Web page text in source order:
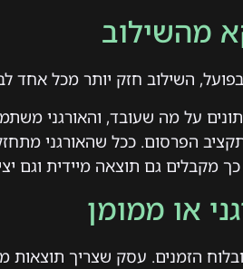
מהשילוב
השילוב חזק יותר מכל אחד
על מה שעובד, והאורגני
הפרסום. ככל שהאורגני
מקבלים גם תוצאה מיידית וגם
או ממומן
הזמנים. עסק שצריך תוצאות